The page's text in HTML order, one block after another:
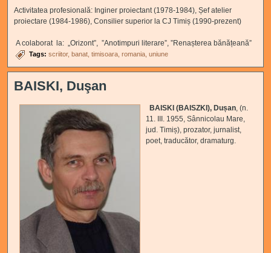
Activitatea profesională: Inginer proiectant (1978-1984), Șef atelier
proiectare (1984-1986), Consilier superior la CJ Timiș (1990-prezent)
A colaborat la: „Orizont”, ”Anotimpuri literare”, ”Renașterea bănățeană”
Tags:scriitor banat timisoara romania uniune
BAISKI, Duşan
BAISKI (BAISZKI), Dușan, (n.
11. III. 1955, Sânnicolau Mare,
jud. Timiș), prozator, jurnalist,
poet, traducător, dramaturg.